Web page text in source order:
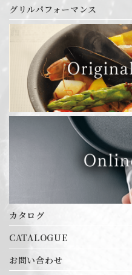
IHマエストロ2層鋼クラッド
IHマエストロ3層鋼クラッド
IH対応 給食缶
エルム 3層鋼クラッド鍋シ
オリジナル商品
カツカッター
キッチンポット
クロムステンレス鍋
サバティーニシリーズ
シートパン
スーパーセラミック シリーズ
チェーフィングセット
ホテルパン蓋シリーズ
ボール・パンチ・カップ・杓子
レードル・お玉・ターナー各種
卓上用品
卓上鍋シリーズ
厚底アルミ鍋 目盛付シリーズ
業務用アルミ鍋シリーズ
グリルパフォーマンス
カタログ
CATALOGUE
お問い合わせ